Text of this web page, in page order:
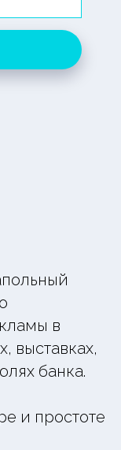
в
выставках,
банка.
и простоте